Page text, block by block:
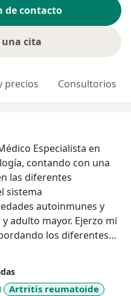
de contacto
cita
precios Consultorios
Especialista en
contando con una
las diferentes
sistema
autoinmunes y
adulto mayor. Ejerzo mi
los diferentes
la mejor evidencia
Artritis reumatoide